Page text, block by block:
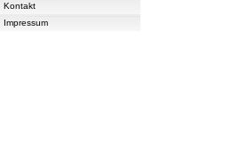
Kontakt
Impressum